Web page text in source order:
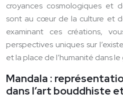
croyances cosmologiques et
sont au cœur de la culture et
examinant ces créations,
perspectives uniques sur
et la place de l’humanité dans
Mandala :
dans l’art bouddhiste